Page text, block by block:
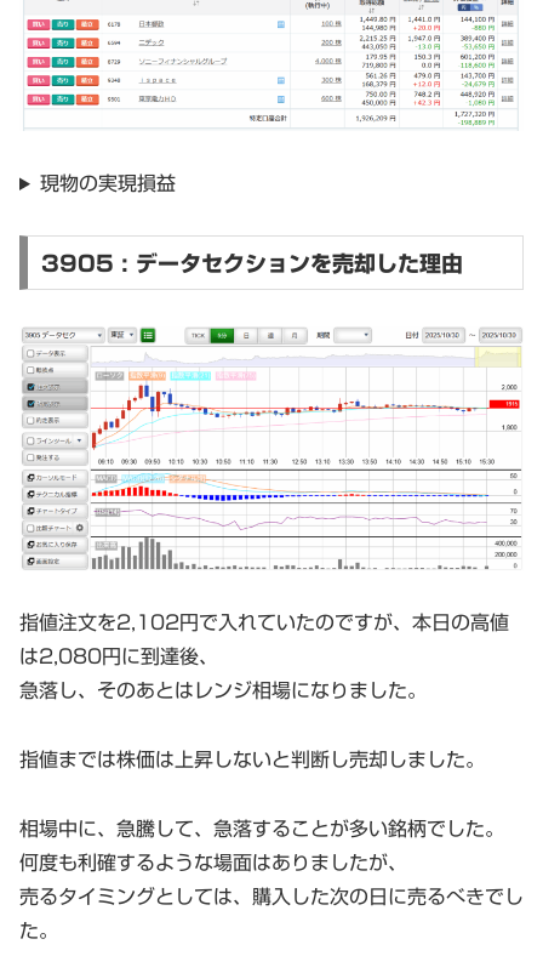
現物の実現損益
3905 : データセクションを売却した理由
指値注文を2,102円で入れていたのですが、本日の高値
は2,080円に到達後、
急落し、そのあとはレンジ相場になりました。
指値までは株価は上昇しないと判断し売却しました。
相場中に、急騰して、急落することが多い銘柄でした。
何度も利確するような場面はありましたが、
売るタイミングとしては、購入した次の日に売るべきでし
た。